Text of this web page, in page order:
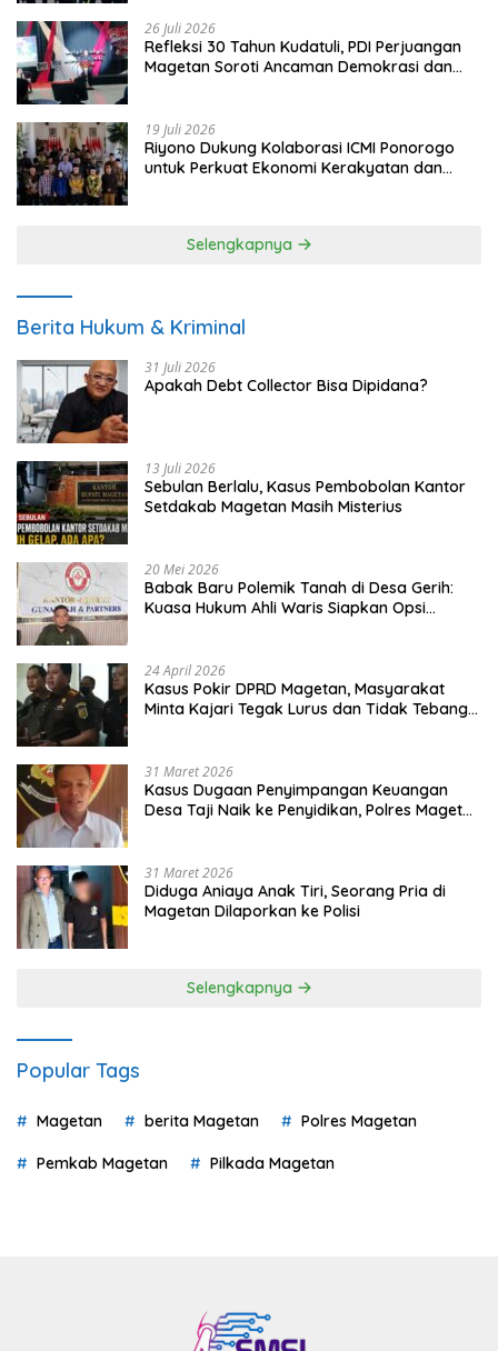
26 Juli 2026
Refleksi 30 Tahun Kudatuli, PDI Perjuangan
Magetan Soroti Ancaman Demokrasi dan
19 Juli 2026
Riyono Dukung Kolaborasi ICMI Ponorogo
untuk Perkuat Ekonomi Kerakyatan dan
Selengkapnya
Berita Hukum & Kriminal
31 Juli 2026
Apakah Debt Collector Bisa Dipidana?
13 Juli 2026
Sebulan Berlalu, Kasus Pembobolan Kantor
Setdakab Magetan Masih Misterius
20 Mei 2026
Babak Baru Polemik Tanah di Desa Gerih:
Kuasa Hukum Ahli Waris Siapkan Opsi
24 April 2026
Kasus Pokir DPRD Magetan, Masyarakat
Minta Kajari Tegak Lurus dan Tidak Tebang
31 Maret 2026
Kasus Dugaan Penyimpangan Keuangan
Desa Taji Naik ke Penyidikan, Polres Magetan
31 Maret 2026
Diduga Aniaya Anak Tiri, Seorang Pria di
Magetan Dilaporkan ke Polisi
Selengkapnya
Popular Tags
Magetan berita Magetan Polres Magetan
Pemkab Magetan Pilkada Magetan